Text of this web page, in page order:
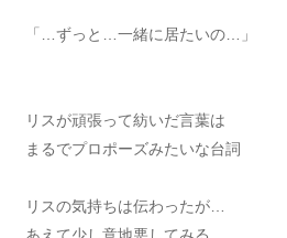
「…ずっと…一緒に居たいの…」
リスが頑張って紡いだ言葉は
まるでプロポーズみたいな台詞
リスの気持ちは伝わったが…